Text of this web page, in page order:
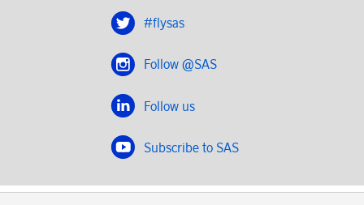
#flysas
Follow @SAS
Follow us
Subscribe to SAS